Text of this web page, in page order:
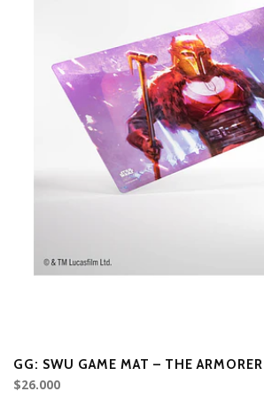
GG: SWU GAME MAT – THE ARMORER
$26.000